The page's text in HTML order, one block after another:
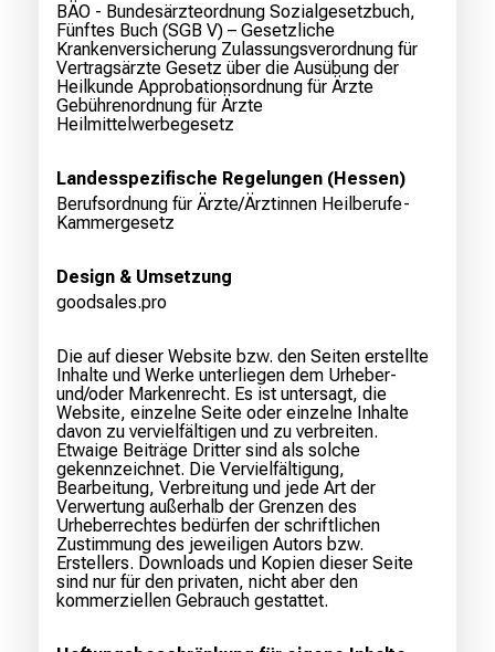
BÄO - Bundesärzteordnung Sozialgesetzbuch,
Fünftes Buch (SGB V) – Gesetzliche
Krankenversicherung Zulassungsverordnung für
Vertragsärzte Gesetz über die Ausübung der
Heilkunde Approbationsordnung für Ärzte
Gebührenordnung für Ärzte
Heilmittelwerbegesetz
Landesspezifische Regelungen (Hessen)
Berufsordnung für Ärzte/Ärztinnen Heilberufe-
Kammergesetz
Design & Umsetzung
goodsales.pro
Die auf dieser Website bzw. den Seiten erstellte
Inhalte und Werke unterliegen dem Urheber-
und/oder Markenrecht. Es ist untersagt, die
Website, einzelne Seite oder einzelne Inhalte
davon zu vervielfältigen und zu verbreiten.
Etwaige Beiträge Dritter sind als solche
gekennzeichnet. Die Vervielfältigung,
Bearbeitung, Verbreitung und jede Art der
Verwertung außerhalb der Grenzen des
Urheberrechtes bedürfen der schriftlichen
Zustimmung des jeweiligen Autors bzw.
Erstellers. Downloads und Kopien dieser Seite
sind nur für den privaten, nicht aber den
kommerziellen Gebrauch gestattet.